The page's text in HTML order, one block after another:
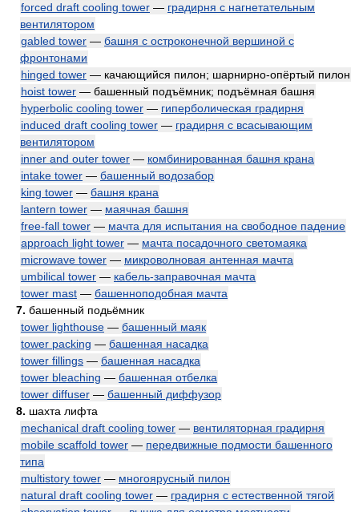
forced draft cooling tower — градирня с нагнетательным
вентилятором
gabled tower — башня с остроконечной вершиной с
фронтонами
hinged tower — качающийся пилон; шарнирно-опёртый пилон
hoist tower — башенный подъёмник; подъёмная башня
hyperbolic cooling tower — гиперболическая градирня
induced draft cooling tower — градирня с всасывающим
вентилятором
inner and outer tower — комбинированная башня крана
intake tower — башенный водозабор
king tower — башня крана
lantern tower — маячная башня
free-fall tower — мачта для испытания на свободное падение
approach light tower — мачта посадочного светомаяка
microwave tower — микроволновая антенная мачта
umbilical tower — кабель-заправочная мачта
tower mast — башенноподобная мачта
7. башенный подьёмник
tower lighthouse — башенный маяк
tower packing — башенная насадка
tower fillings — башенная насадка
tower bleaching — башенная отбелка
tower diffuser — башенный диффузор
8. шахта лифта
mechanical draft cooling tower — вентиляторная градирня
mobile scaffold tower — передвижные подмости башенного
типа
multistory tower — многоярусный пилон
natural draft cooling tower — градирня с естественной тягой